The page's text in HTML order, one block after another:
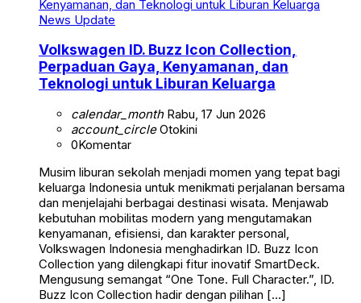
News Update
Volkswagen ID. Buzz Icon Collection,
Perpaduan Gaya, Kenyamanan, dan
Teknologi untuk Liburan Keluarga
calendar_monthRabu, 17 Jun 2026
account_circleOtokini
0Komentar
Musim liburan sekolah menjadi momen yang tepat bagi
keluarga Indonesia untuk menikmati perjalanan bersama
dan menjelajahi berbagai destinasi wisata. Menjawab
kebutuhan mobilitas modern yang mengutamakan
kenyamanan, efisiensi, dan karakter personal,
Volkswagen Indonesia menghadirkan ID. Buzz Icon
Collection yang dilengkapi fitur inovatif SmartDeck.
Mengusung semangat “One Tone. Full Character.”, ID.
Buzz Icon Collection hadir dengan pilihan […]